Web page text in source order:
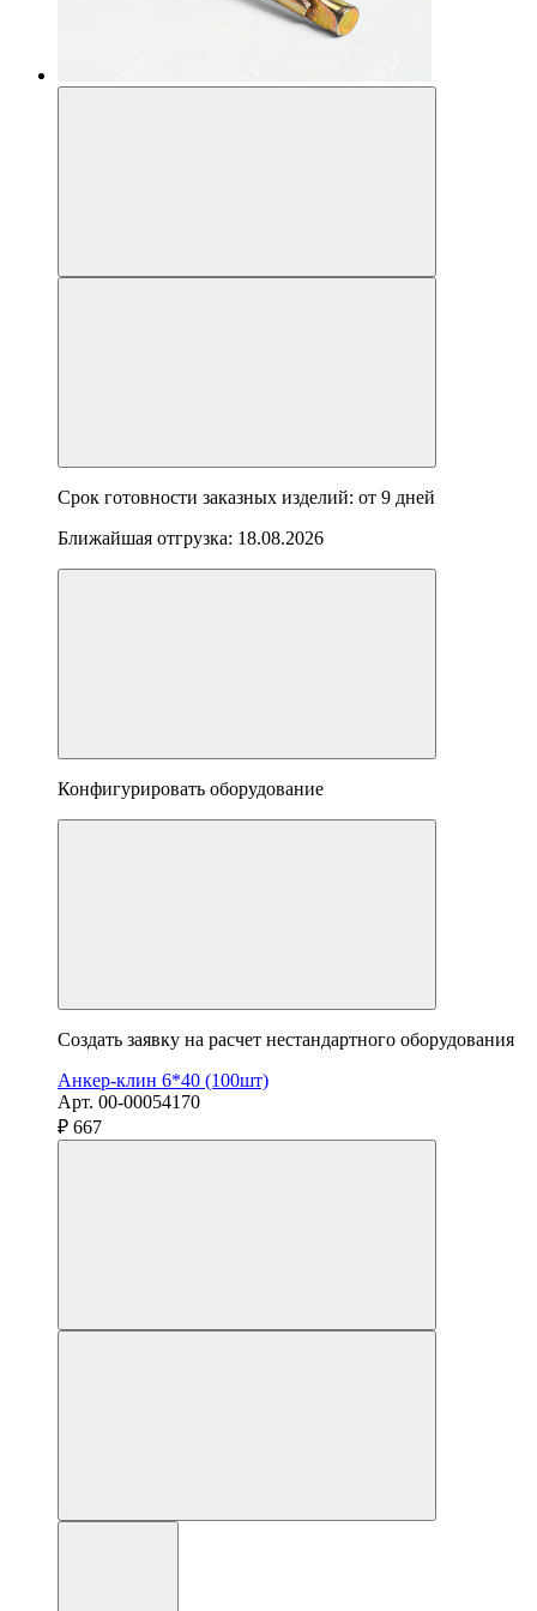
Срок готовности заказных изделий: от 9 дней
Ближайшая отгрузка: 18.08.2026
Конфигурировать оборудование
Создать заявку на расчет нестандартного оборудования
Анкер-клин 6*40 (100шт)
Арт. 00-00054170
₽ 667